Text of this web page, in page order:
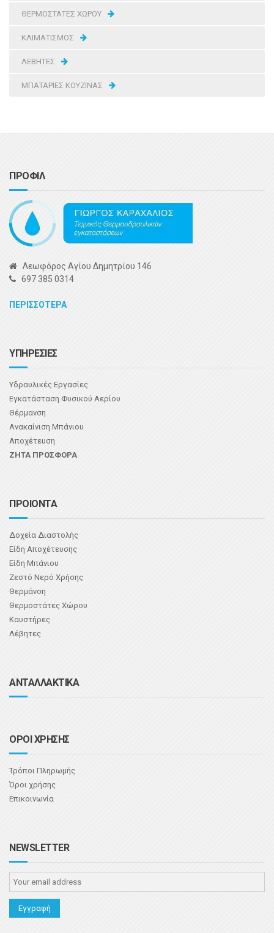
ΘΕΡΜΟΣΤΑΤΕΣ ΧΩΡΟΥ
ΚΛΙΜΑΤΙΣΜΟΣ
ΛΕΒΗΤΕΣ
ΜΠΑΤΑΡΙΕΣ ΚΟΥΖΙΝΑΣ
ΠΡΟΦΙΛ
Λεωφόρος Αγίου Δημητρίου 146
697 385 0314
ΠΕΡΙΣΣΟΤΕΡΑ
ΥΠΗΡΕΣΙΕΣ
Υδραυλικές Εργασίες
Εγκατάσταση Φυσικού Αερίου
Θέρμανση
Ανακαίνιση Μπάνιου
Αποχέτευση
ΖΗΤΑ ΠΡΟΣΦΟΡΑ
ΠΡΟΙΟΝΤΑ
Δοχεία Διαστολής
Είδη Αποχέτευσης
Είδη Μπάνιου
Ζεστό Νερό Χρήσης
Θερμάνση
Θερμοστάτες Χώρου
Καυστήρες
Λέβητες
ΑΝΤΑΛΛΑΚΤΙΚΑ
ΟΡΟΙ ΧΡΗΣΗΣ
Τρόποι Πληρωμής
Όροι χρήσης
Επικοινωνία
NEWSLETTER